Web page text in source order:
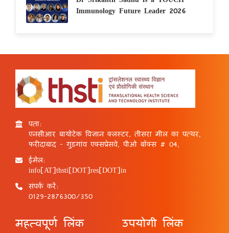
Immunology Future Leader 2026
पता:
एनसीआर बायोटेक विज्ञान क्लस्टर, तीसरा मील का पत्थर,
फरीदाबाद - गुड़गांव एक्सप्रेसवे, पीओ बॉक्स # 04,
ईमेल:
info[AT]thsti[DOT]res[DOT]in
संपर्क करें:
0129-2876300/350
महत्वपूर्ण लिंक उपयोगी लिंक